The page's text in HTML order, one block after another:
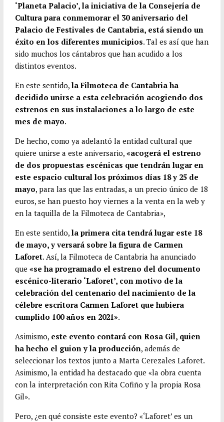
b
o
o
k
t
t
e
a
i
l
h
a
t
s
A
p
C
o
m
p
a
t
r
‘Planeta Palacio’, la iniciativa de la Consejería de
Cultura para conmemorar el 30 aniversario del
Palacio de Festivales de Cantabria, está siendo un
éxito en los diferentes municipios. Tal es así que han
sido muchos los cántabros que han acudido a los
distintos eventos.
En este sentido, la Filmoteca de Cantabria ha
decidido unirse a esta celebración acogiendo dos
estrenos en sus instalaciones a lo largo de este
mes de mayo.
De hecho, como ya adelantó la entidad cultural que
quiere unirse a este aniversario, «acogerá el estreno
de dos propuestas escénicas que tendrán lugar en
este espacio cultural los próximos días 18 y 25 de
mayo, para las que las entradas, a un precio único de 18
euros, se han puesto hoy viernes a la venta en la web y
en la taquilla de la Filmoteca de Cantabria»,
En este sentido, la primera cita tendrá lugar este 18
de mayo, y versará sobre la figura de Carmen
Laforet. Así, la Filmoteca de Cantabria ha anunciado
que «se ha programado el estreno del documento
escénico-literario ‘Laforet’, con motivo de la
celebración del centenario del nacimiento de la
célebre escritora Carmen Laforet que hubiera
cumplido 100 años en 2021».
Asimismo, este evento contará con Rosa Gil, quien
ha hecho el guion y la producción, además de
seleccionar los textos junto a Marta Cerezales Laforet.
Asimismo, la entidad ha destacado que «la obra cuenta
con la interpretación con Rita Cofiño y la propia Rosa
Gil».
Pero, ¿en qué consiste este evento? «‘Laforet’ es un